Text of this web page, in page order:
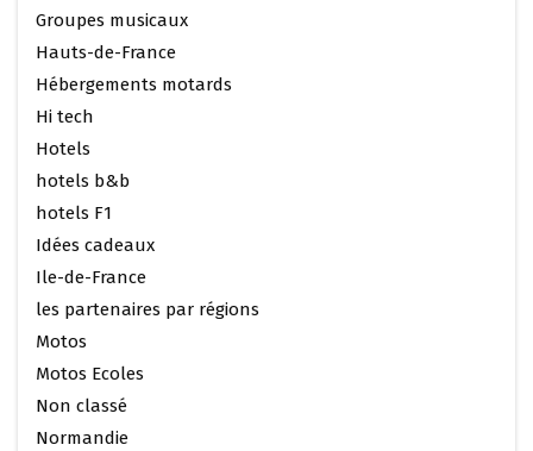
Groupes musicaux
Hauts-de-France
Hébergements motards
Hi tech
Hotels
hotels b&b
hotels F1
Idées cadeaux
Ile-de-France
les partenaires par régions
Motos
Motos Ecoles
Non classé
Normandie